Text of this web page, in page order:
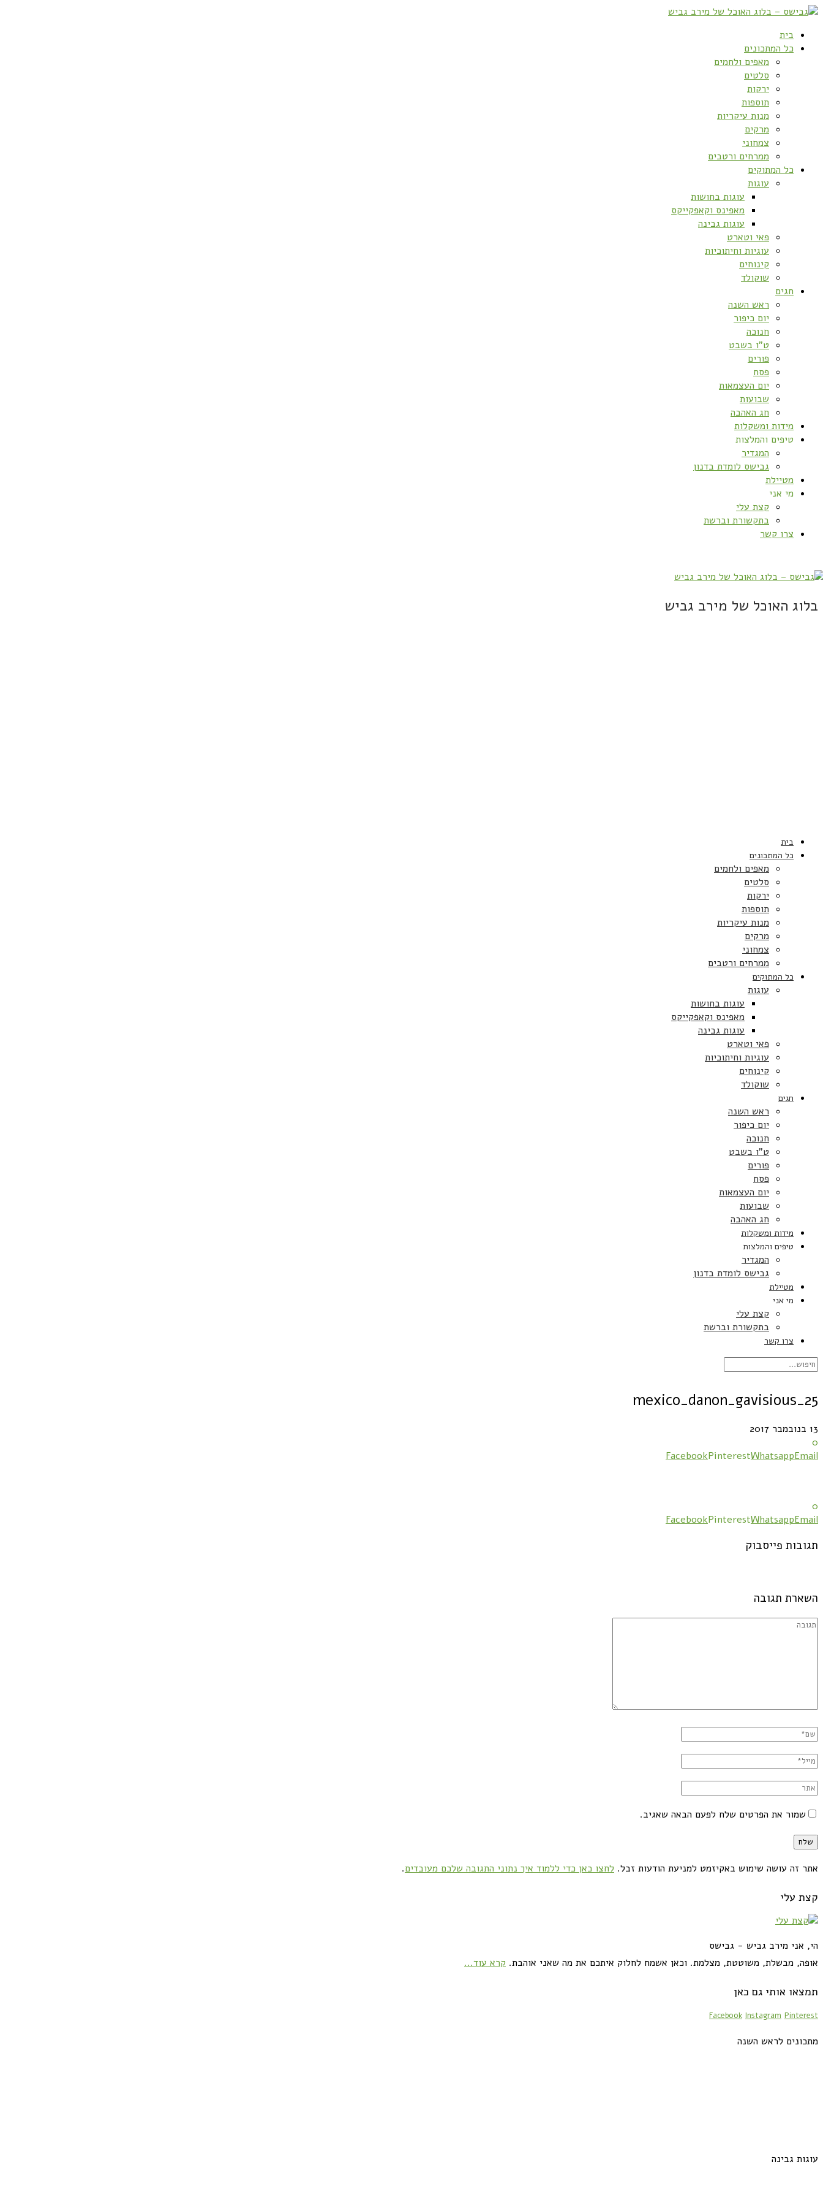
בית
כל המתכונים
מאפים ולחמים
סלטים
ירקות
תוספות
מנות עיקריות
מרקים
צמחוני
ממרחים ורטבים
כל המתוקים
עוגות
עוגות בחושות
מאפינס וקאפקייקס
עוגות גבינה
פאי וטארט
עוגיות וחיתוכיות
קינוחים
שוקולד
חגים
ראש השנה
יום כיפור
חנוכה
ט”ו בשבט
פורים
פסח
יום העצמאות
שבועות
חג האהבה
מידות ומשקלות
טיפים והמלצות
המגדיר
גבישס לומדת בדנון
מטיילת
מי אני
קצת עלי
בתקשורת וברשת
צרו קשר
בלוג האוכל של מירב גביש
בית
כל המתכונים
מאפים ולחמים
סלטים
ירקות
תוספות
מנות עיקריות
מרקים
צמחוני
ממרחים ורטבים
כל המתוקים
עוגות
עוגות בחושות
מאפינס וקאפקייקס
עוגות גבינה
פאי וטארט
עוגיות וחיתוכיות
קינוחים
שוקולד
חגים
ראש השנה
יום כיפור
חנוכה
ט”ו בשבט
פורים
פסח
יום העצמאות
שבועות
חג האהבה
מידות ומשקלות
טיפים והמלצות
המגדיר
גבישס לומדת בדנון
מטיילת
מי אני
קצת עלי
בתקשורת וברשת
צרו קשר
mexico_danon_gavisious_25
13 בנובמבר 2017
0
FacebookPinterestWhatsappEmail
0
FacebookPinterestWhatsappEmail
תגובות פייסבוק
השארת תגובה
שמור את הפרטים שלח לפעם הבאה שאגיב.
אתר זה עושה שימוש באקיזמט למניעת הודעות זבל. לחצו כאן כדי ללמוד איך נתוני התגובה שלכם מעובדים.
קצת עלי
הי, אני מירב גביש - גבישס
אופה, מבשלת, משוטטת, מצלמת. וכאן אשמח לחלוק איתכם את מה שאני אוהבת. קרא עוד...
תמצאו אותי גם כאן
Facebook Instagram Pinterest
מתכונים לראש השנה
עוגות גבינה